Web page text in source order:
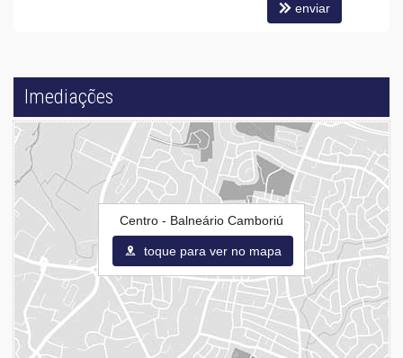
enviar
Imediações
Centro - Balneário Camboriú
toque para ver no mapa